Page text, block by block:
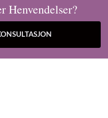
Henvendelser?